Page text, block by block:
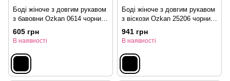
Боді жіноче з довгим рукавом
з бавовни Ozkan 0614 чорний
L
605 грн
В наявності
Боді жіноче з довгим рукавом
з віскози Ozkan 25206 чорний
L
941 грн
В наявності